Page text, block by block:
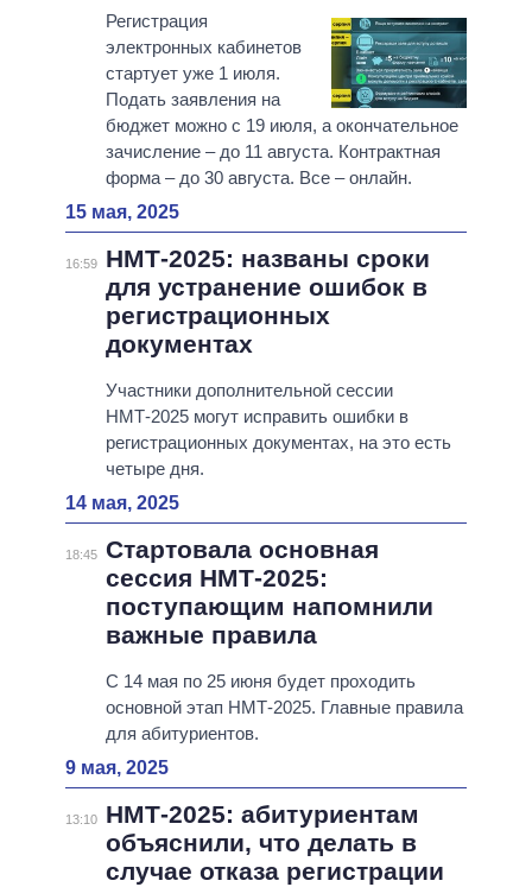
Регистрация
электронных кабинетов
стартует уже 1 июля.
Подать заявления на
бюджет можно с 19 июля, а окончательное
зачисление – до 11 августа. Контрактная
форма – до 30 августа. Все – онлайн.
15 мая, 2025
16:59
НМТ-2025: названы сроки
для устранение ошибок в
регистрационных
документах
Участники дополнительной сессии
НМТ-2025 могут исправить ошибки в
регистрационных документах, на это есть
четыре дня.
14 мая, 2025
18:45 Стартовала основная
сессия НМТ-2025:
поступающим напомнили
важные правила
С 14 мая по 25 июня будет проходить
основной этап НМТ-2025. Главные правила
для абитуриентов.
9 мая, 2025
13:10
НМТ-2025: абитуриентам
объяснили, что делать в
случае отказа регистрации